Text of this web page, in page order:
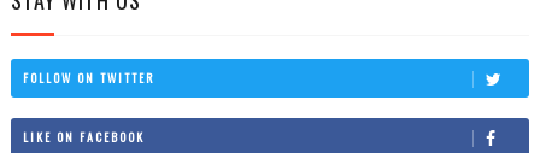
FOLLOW ON TWITTER
LIKE ON FACEBOOK